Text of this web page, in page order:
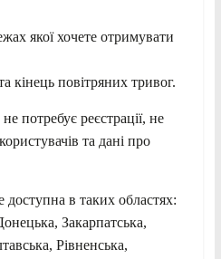
якої хочете отримувати
кінець повітряних тривог.
потребує реєстрації, не
та дані про
доступна в таких областях:
Закарпатська,
Рівненська,